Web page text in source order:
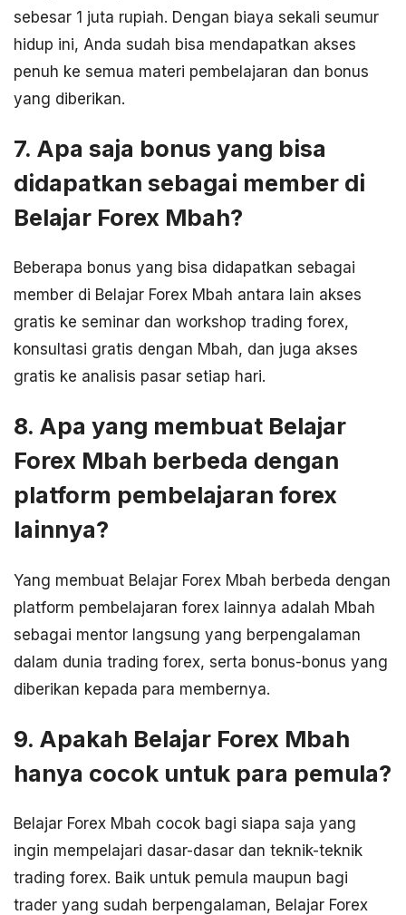
sebesar 1 juta rupiah. Dengan biaya sekali seumur
hidup ini, Anda sudah bisa mendapatkan akses
penuh ke semua materi pembelajaran dan bonus
yang diberikan.
7. Apa saja bonus yang bisa
didapatkan sebagai member di
Belajar Forex Mbah?
Beberapa bonus yang bisa didapatkan sebagai
member di Belajar Forex Mbah antara lain akses
gratis ke seminar dan workshop trading forex,
konsultasi gratis dengan Mbah, dan juga akses
gratis ke analisis pasar setiap hari.
8. Apa yang membuat Belajar
Forex Mbah berbeda dengan
platform pembelajaran forex
lainnya?
Yang membuat Belajar Forex Mbah berbeda dengan
platform pembelajaran forex lainnya adalah Mbah
sebagai mentor langsung yang berpengalaman
dalam dunia trading forex, serta bonus-bonus yang
diberikan kepada para membernya.
9. Apakah Belajar Forex Mbah
hanya cocok untuk para pemula?
Belajar Forex Mbah cocok bagi siapa saja yang
ingin mempelajari dasar-dasar dan teknik-teknik
trading forex. Baik untuk pemula maupun bagi
trader yang sudah berpengalaman, Belajar Forex